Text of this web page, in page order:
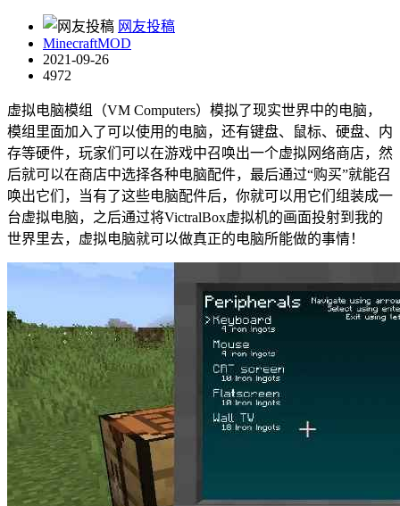
网友投稿
MinecraftMOD
2021-09-26
4972
虚拟电脑模组（VM Computers）模拟了现实世界中的电脑，
模组里面加入了可以使用的电脑，还有键盘、鼠标、硬盘、内
存等硬件，玩家们可以在游戏中召唤出一个虚拟网络商店，然
后就可以在商店中选择各种电脑配件，最后通过“购买”就能召
唤出它们，当有了这些电脑配件后，你就可以用它们组装成一
台虚拟电脑，之后通过将VictralBox虚拟机的画面投射到我的
世界里去，虚拟电脑就可以做真正的电脑所能做的事情！